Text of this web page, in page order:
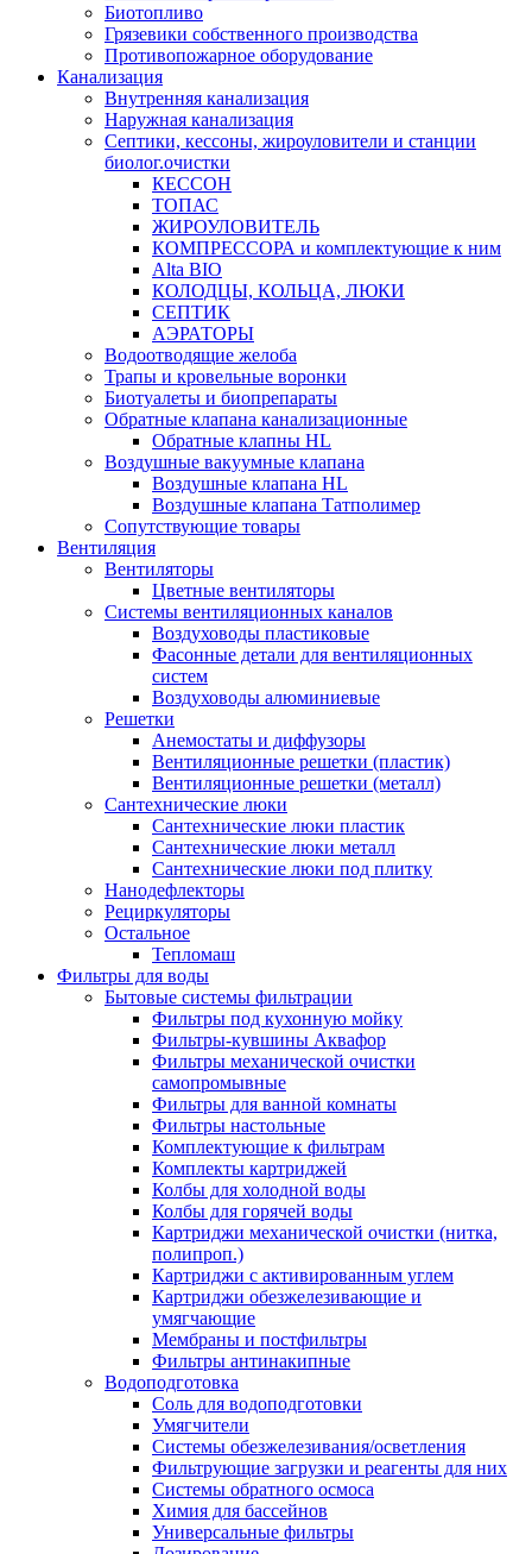
Биотопливо
Грязевики собственного производства
Противопожарное оборудование
Канализация
Внутренняя канализация
Наружная канализация
Септики, кессоны, жироуловители и станции
биолог.очистки
КЕССОН
ТОПАС
ЖИРОУЛОВИТЕЛЬ
КОМПРЕССОРА и комплектующие к ним
Alta BIO
КОЛОДЦЫ, КОЛЬЦА, ЛЮКИ
СЕПТИК
АЭРАТОРЫ
Водоотводящие желоба
Трапы и кровельные воронки
Биотуалеты и биопрепараты
Обратные клапана канализационные
Обратные клапны HL
Воздушные вакуумные клапана
Воздушные клапана HL
Воздушные клапана Татполимер
Сопутствующие товары
Вентиляция
Вентиляторы
Цветные вентиляторы
Системы вентиляционных каналов
Воздуховоды пластиковые
Фасонные детали для вентиляционных
систем
Воздуховоды алюминиевые
Решетки
Анемостаты и диффузоры
Вентиляционные решетки (пластик)
Вентиляционные решетки (металл)
Сантехнические люки
Сантехнические люки пластик
Сантехнические люки металл
Сантехнические люки под плитку
Нанодефлекторы
Рециркуляторы
Остальное
Тепломаш
Фильтры для воды
Бытовые системы фильтрации
Фильтры под кухонную мойку
Фильтры-кувшины Аквафор
Фильтры механической очистки
самопромывные
Фильтры для ванной комнаты
Фильтры настольные
Комплектующие к фильтрам
Комплекты картриджей
Колбы для холодной воды
Колбы для горячей воды
Картриджи механической очистки (нитка,
полипроп.)
Картриджи с активированным углем
Картриджи обезжелезивающие и
умягчающие
Мембраны и постфильтры
Фильтры антинакипные
Водоподготовка
Соль для водоподготовки
Умягчители
Системы обезжелезивания/осветления
Фильтрующие загрузки и реагенты для них
Системы обратного осмоса
Химия для бассейнов
Универсальные фильтры